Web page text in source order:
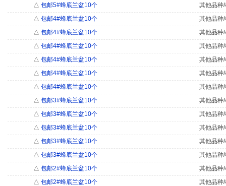
△ 包邮5#蜂底兰盆10个
其他品种
△ 包邮4#蜂底兰盆10个
其他品种
△ 包邮4#蜂底兰盆10个
其他品种
△ 包邮4#蜂底兰盆10个
其他品种
△ 包邮4#蜂底兰盆10个
其他品种
△ 包邮4#蜂底兰盆10个
其他品种
△ 包邮4#蜂底兰盆10个
其他品种
△ 包邮3#蜂底兰盆10个
其他品种
△ 包邮3#蜂底兰盆10个
其他品种
△ 包邮3#蜂底兰盆10个
其他品种
△ 包邮3#蜂底兰盆10个
其他品种
△ 包邮3#蜂底兰盆10个
其他品种
△ 包邮2#蜂底兰盆10个
其他品种
△ 包邮2#蜂底兰盆10个
其他品种